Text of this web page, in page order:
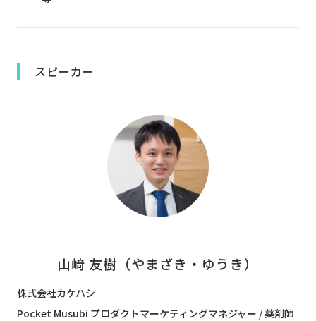
スピーカー
山﨑 友樹（やまざき・ゆうき）
株式会社カケハシ
Pocket Musubi プロダクトマーケティングマネジャー / 薬剤師